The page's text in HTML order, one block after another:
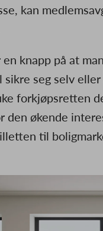
kan
knapp på at
sikre seg selv
forkjøpsretten
den økende
til